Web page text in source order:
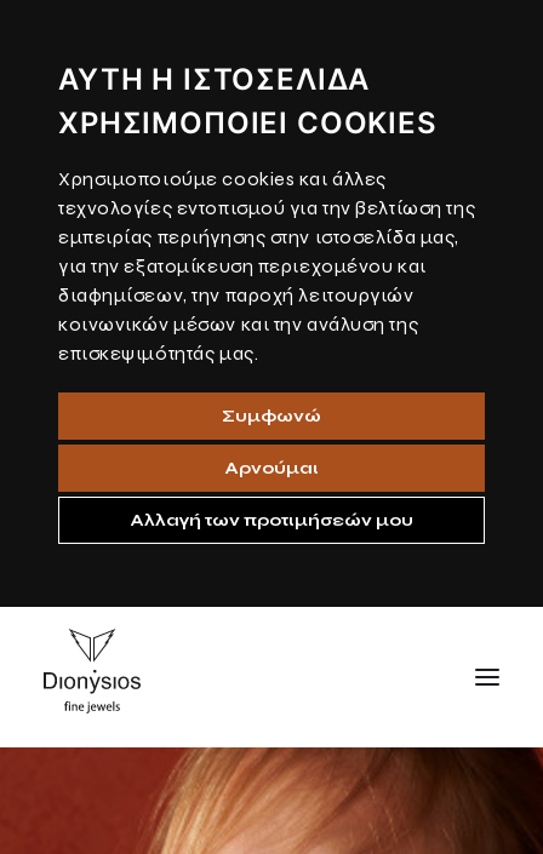
ΑΥΤΉ Η ΙΣΤΟΣΕΛΊΔΑ
ΧΡΗΣΙΜΟΠΟΙΕΊ COOKIES
Χρησιμοποιούμε cookies και άλλες
τεχνολογίες εντοπισμού για την βελτίωση της
εμπειρίας περιήγησης στην ιστοσελίδα μας,
για την εξατομίκευση περιεχομένου και
διαφημίσεων, την παροχή λειτουργιών
κοινωνικών μέσων και την ανάλυση της
επισκεψιμότητάς μας.
Συμφωνώ
Αρνούμαι
Αλλαγή των προτιμήσεών μου